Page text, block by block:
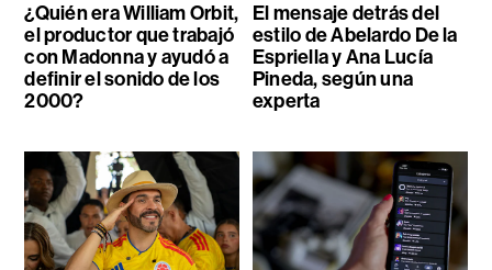
¿Quién era William Orbit,
el productor que trabajó
con Madonna y ayudó a
definir el sonido de los
2000?
El mensaje detrás del
estilo de Abelardo De la
Espriella y Ana Lucía
Pineda, según una
experta